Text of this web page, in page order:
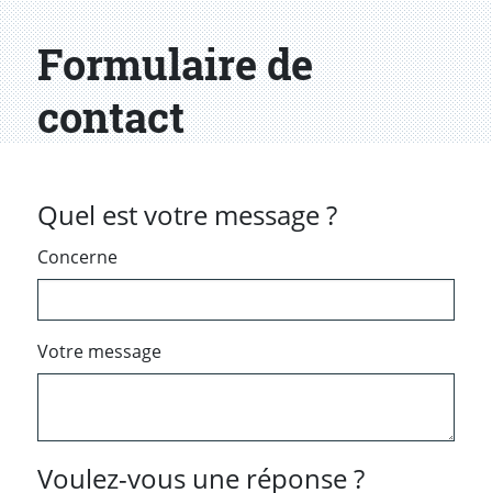
Formulaire de
contact
Quel est votre message ?
Concerne
Votre message
Voulez-vous une réponse ?